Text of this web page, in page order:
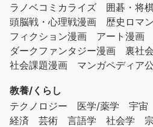
ラノベコミカライズ
囲碁・将
頭脳戦・心理戦漫画
歴史ロマ
フィクション漫画
アート漫画
ダークファンタジー漫画
裏社
社会課題漫画
マンガペディア
教養/くらし
テクノロジー
医学/薬学 宇宙
経済
芸術 言語学 社会学